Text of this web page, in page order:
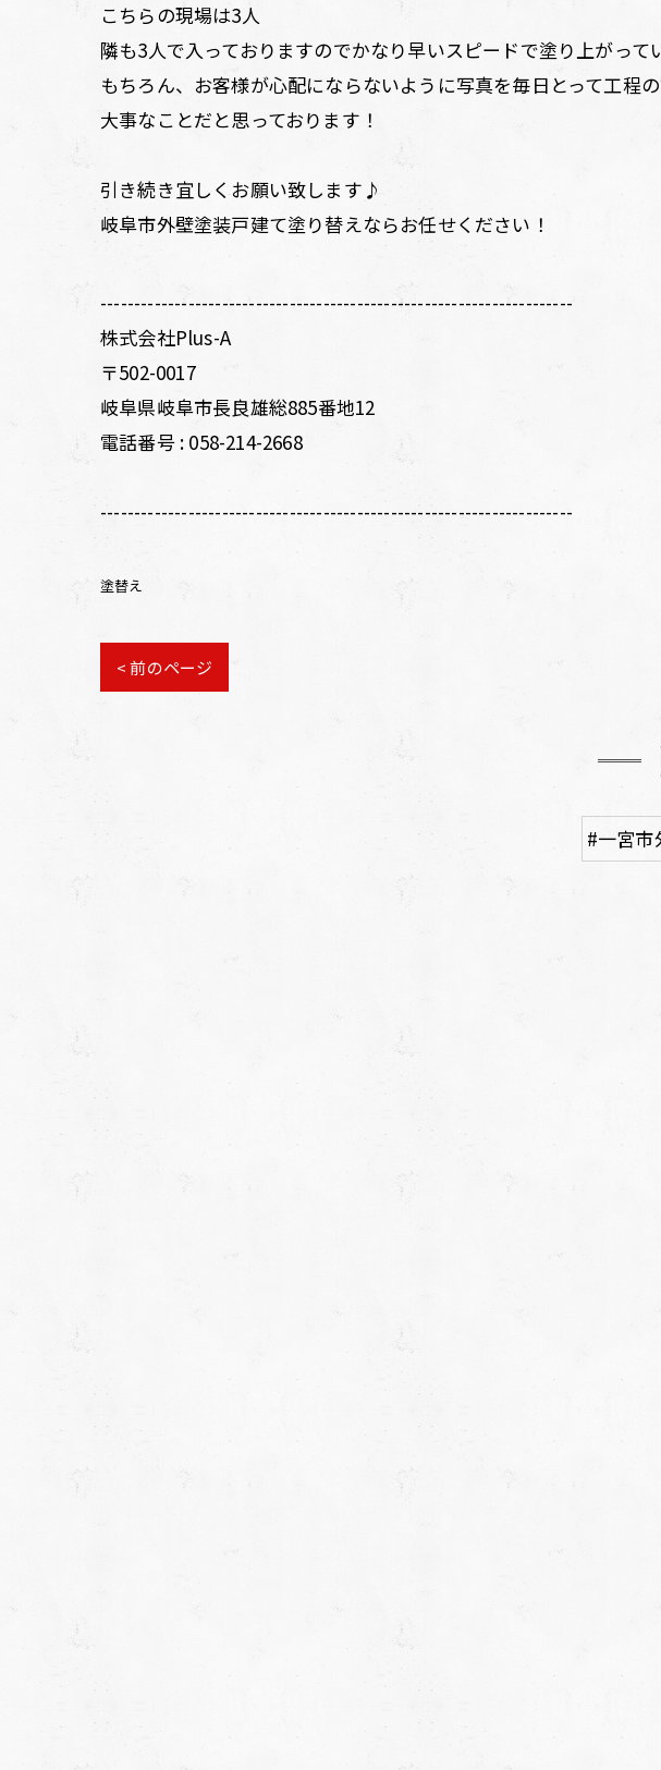
こちらの現場は3人
隣も3人で入っておりますのでかなり早いスピードで塗り上がって
もちろん、お客様が心配にならないように写真を毎日とって工程の
大事なことだと思っております！
引き続き宜しくお願い致します♪
岐阜市外壁塗装戸建て塗り替えならお任せください！
----------------------------------------------------------------------
株式会社Plus-A
〒502-0017
岐阜県岐阜市長良雄総885番地12
電話番号 : 058-214-2668
----------------------------------------------------------------------
塗替え
< 前のページ
#一宮市